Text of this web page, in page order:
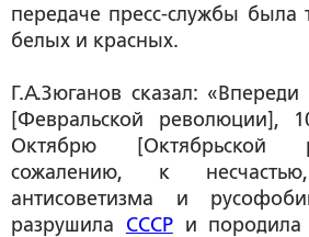
передаче пресс-службы
белых и красных.
Г.А.Зюганов сказал:
[Февральской революции],
Октябрю [Октябрьской
сожалению, к
антисоветизма и
разрушила СССРи породила